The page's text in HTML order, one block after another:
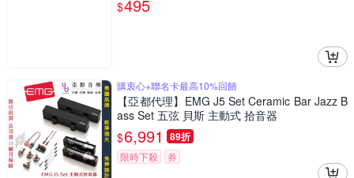
$495
購衷心+聯名卡最高10%回饋
【亞都代理】EMG J5 Set Ceramic Bar Jazz B
ass Set 五弦 貝斯 主動式 拾音器
$6,991 89折
限時下殺 券